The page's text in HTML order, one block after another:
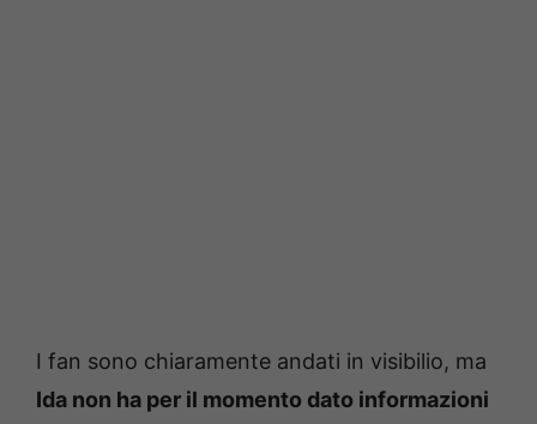
I fan sono chiaramente andati in visibilio, ma
Ida non ha per il momento dato informazioni